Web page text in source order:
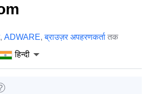
, ADWARE,ब्राउज़र अपहरणकर्ता तक
हिन्दी